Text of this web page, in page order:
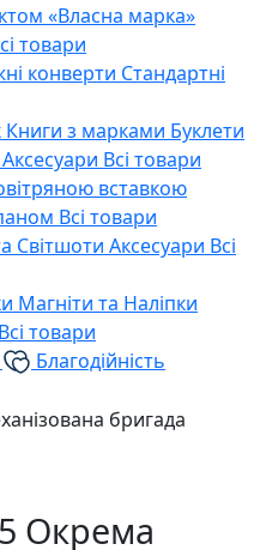
«Власна марка»
товари
конверти Стандартні
Книги з марками Буклети
Аксесуари Всі товари
вставкою
Всі товари
Світшоти Аксесуари Всі
Магніти та Наліпки
Всі товари
Благодійність
бригада
Окрема